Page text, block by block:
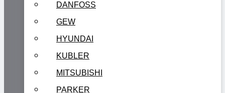
DANFOSS
GEW
HYUNDAI
KUBLER
MITSUBISHI
PARKER